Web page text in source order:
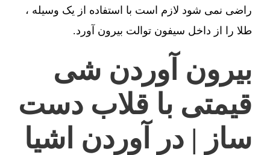
راضی نمی شود لازم است با استفاده از یک وسیله ،
طلا را از داخل سیفون توالت بیرون آورد.
بیرون آوردن شی
قیمتی با قلاب دست
ساز | در آوردن اشیا